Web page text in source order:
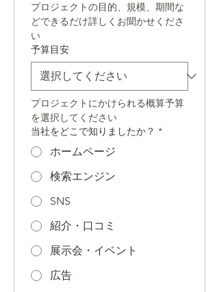
プロジェクトの目的、規模、期間な
どできるだけ詳しくお聞かせくださ
い
予算目安
プロジェクトにかけられる概算予算
を選択してください
当社をどこで知りましたか？ *
ホームページ
検索エンジン
SNS
紹介・口コミ
展示会・イベント
広告